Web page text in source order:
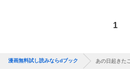
1
漫画無料試し読みならdブック あの日起きた